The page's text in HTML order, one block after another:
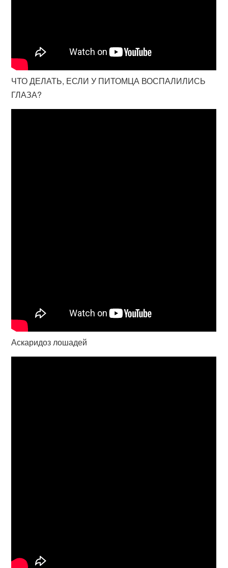
ЧТО ДЕЛАТЬ, ЕСЛИ У ПИТОМЦА ВОСПАЛИЛИСЬ
ГЛАЗА?
Аскаридоз лошадей